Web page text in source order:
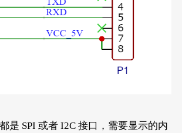
是 SPI 或者 I2C 接口，需要显示的内